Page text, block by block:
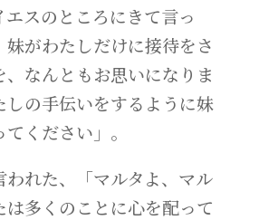
エスのところにきて言っ
妹がわたしだけに接待をさ
なんともお思いになりま
しの手伝いをするように妹
ください」。
われた、「マルタよ、マル
は多くのことに心を配って